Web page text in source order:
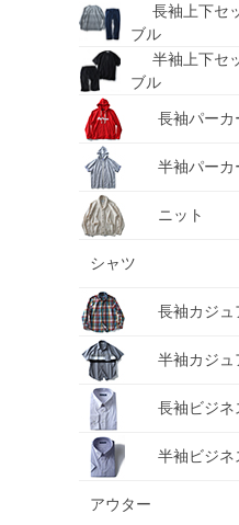
長袖上下セ
ブル
半袖上下セ
ブル
長袖パーカ
半袖パーカ
ニット
シャツ
長袖カジュ
半袖カジュ
長袖ビジネ
半袖ビジネ
アウター